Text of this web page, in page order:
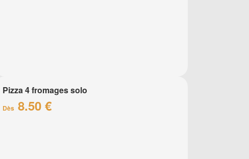
Pizza 4 fromages solo
Dès 8.50 €